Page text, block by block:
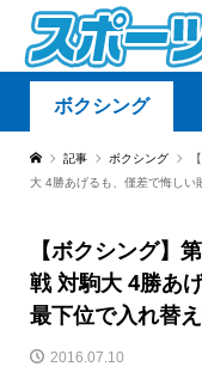
ボクシング
記事 ボクシング
大 4勝あげるも、僅差で悔し
【ボクシング】
戦 対駒大 4勝あ
最下位で入れ替
2016.07.10